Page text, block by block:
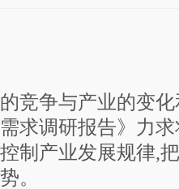
争与产业的变化
求调研报告》力
制产业发展规律,
。